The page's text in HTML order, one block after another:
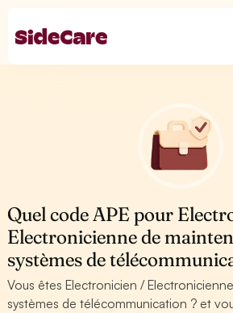
Quel code APE pour
Electronicienne de
systèmes de
Vous êtes Electronicien /
systèmes de télécommunication ? et